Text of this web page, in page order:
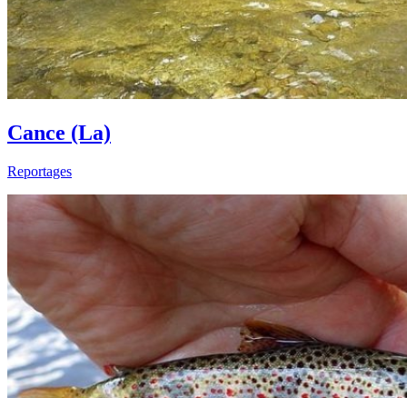
Cance (La)
Reportages